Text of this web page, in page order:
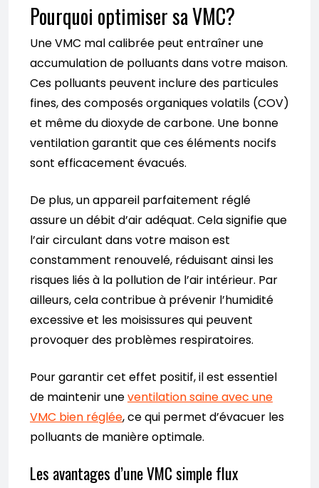
Pourquoi optimiser sa VMC?
Une VMC mal calibrée peut entraîner une
accumulation de polluants dans votre maison.
Ces polluants peuvent inclure des particules
fines, des composés organiques volatils (COV)
et même du dioxyde de carbone. Une bonne
ventilation garantit que ces éléments nocifs
sont efficacement évacués.
De plus, un appareil parfaitement réglé
assure un débit d’air adéquat. Cela signifie que
l’air circulant dans votre maison est
constamment renouvelé, réduisant ainsi les
risques liés à la pollution de l’air intérieur. Par
ailleurs, cela contribue à prévenir l’humidité
excessive et les moisissures qui peuvent
provoquer des problèmes respiratoires.
Pour garantir cet effet positif, il est essentiel
de maintenir uneventilation saine avec une
VMC bien réglée, ce qui permet d’évacuer les
polluants de manière optimale.
Les avantages d’une VMC simple flux